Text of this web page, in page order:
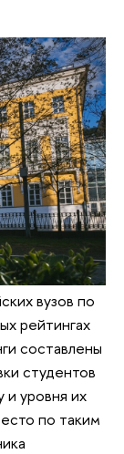
вузов по
рейтингах
составлены
студентов
и уровня их
по таким